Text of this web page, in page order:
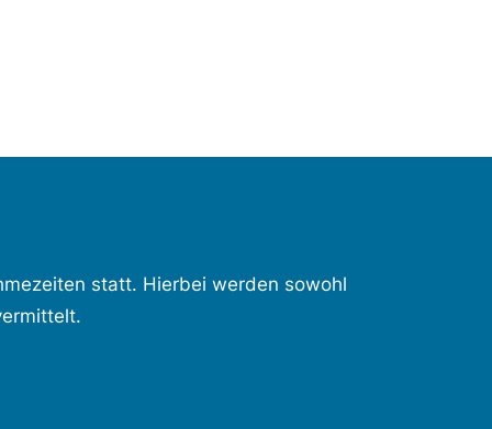
statt. Hierbei werden sowohl